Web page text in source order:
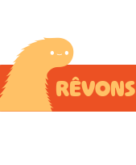
RÊVONS